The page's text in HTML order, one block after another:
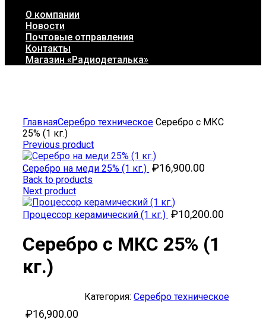
О компании
Новости
Почтовые отправления
Контакты
Магазин «Радиодеталька»
ГлавнаяСеребро техническое Серебро с МКС
25% (1 кг.)
Previous product
Серебро на меди 25% (1 кг.) ₽16,900.00
Back to products
Next product
Процессор керамический (1 кг.) ₽10,200.00
Серебро с МКС 25% (1
кг.)
₽16,900.00
Категория: Серебро техническое